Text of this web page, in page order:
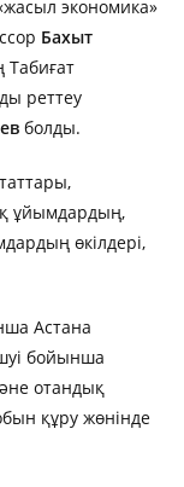
экономика»
Бахыт
Табиғат
реттеу
болды.
ұйымдардың,
өкілдері,
Астана
бойынша
отандық
құру жөнінде